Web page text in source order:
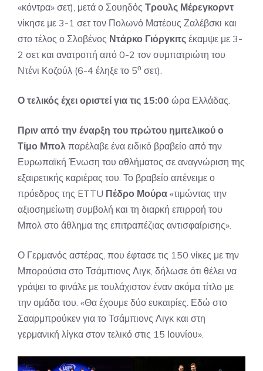
«κόντρα» σετ), μετά ο Σουηδός Τρουλς Μέρεγκορντ
νίκησε με 3-1 σετ τον Πολωνό Ματέους Ζαλέβσκι και
στο τέλος ο Σλοβένος Ντάρκο Γιόργκιτς έκαμψε με 3-
2 σετ και ανατροπή από 0-2 τον συμπατριώτη του
Ντένι Κοζούλ (6-4 έληξε το 5ο σετ).
Ο τελικός έχει οριστεί για τις 15:00 ώρα Ελλάδας.
Πριν από την έναρξη του πρώτου ημιτελικού ο
Τίμο Μπολ παρέλαβε ένα ειδικό βραβείο από την
Ευρωπαϊκή Ένωση του αθλήματος σε αναγνώριση της
εξαιρετικής καριέρας του. Το βραβείο απένειμε ο
πρόεδρος της ETTU Πέδρο Μούρα «τιμώντας την
αξιοσημείωτη συμβολή και τη διαρκή επιρροή του
Μπολ στο άθλημα της επιτραπέζιας αντισφαίρισης».
Ο Γερμανός αστέρας, που έφτασε τις 150 νίκες με την
Μπορούσια στο Τσάμπιονς Λιγκ, δήλωσε ότι θέλει να
γράψει το φινάλε με τουλάχιστον έναν ακόμα τίτλο με
την ομάδα του. «Θα έχουμε δύο ευκαιρίες. Εδώ στο
Σααρμπρούκεν για το Τσάμπιονς Λιγκ και στη
γερμανική λίγκα στον τελικό στις 15 Ιουνίου».